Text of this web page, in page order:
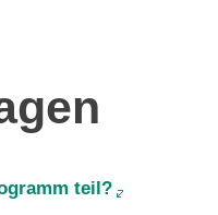
teil?